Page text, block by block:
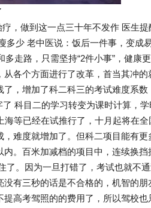
，做到这一点三十年不发作 医生
少 老中医说：饭后一件事，变成
走路，只需坚持“2件小事”，健康
各个方面进行了改革，首当其冲
，增加了科二科三的考试难度系
科目二的学习转变为课时计算，
等已经在试推行了，十月起将在
难度就增加了。但科二项目能有
。百米加减档的项目中，连续换
。因为一旦打错了，考试也就不
有三秒的话是不合格的，机智的
高考驾照的的费用了，所以驾校